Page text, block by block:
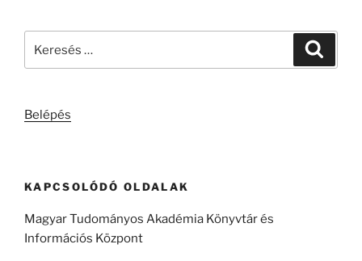
Belépés
KAPCSOLÓDÓ OLDALAK
Magyar Tudományos Akadémia Könyvtár és
Információs Központ